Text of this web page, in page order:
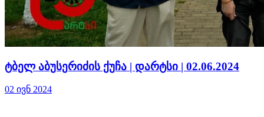
ტბელ აბუსერიძის ქუჩა | დარტსი | 02.06.2024
02 ივნ 2024